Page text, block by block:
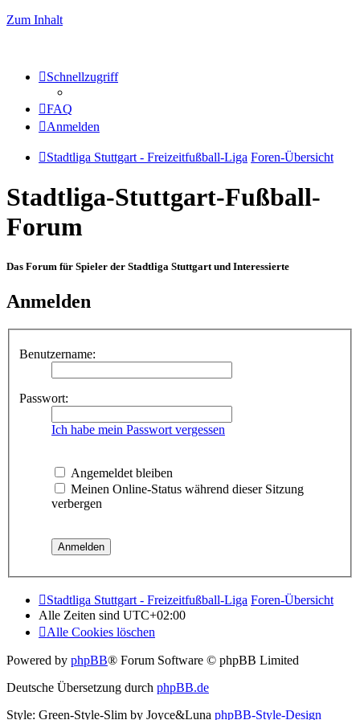
Zum Inhalt
Schnellzugriff
FAQ
Anmelden
Stadtliga Stuttgart - Freizeitfußball-Liga Foren-Übersicht
Stadtliga-Stuttgart-Fußball-
Forum
Das Forum für Spieler der Stadtliga Stuttgart und Interessierte
Anmelden
Benutzername:
Passwort:
Ich habe mein Passwort vergessen
Angemeldet bleiben
Meinen Online-Status während dieser Sitzung
verbergen
Stadtliga Stuttgart - Freizeitfußball-Liga Foren-Übersicht
Alle Zeiten sind UTC+02:00
Alle Cookies löschen
Powered by phpBB® Forum Software © phpBB Limited
Deutsche Übersetzung durch phpBB.de
Style: Green-Style-Slim by Joyce&Luna phpBB-Style-Design